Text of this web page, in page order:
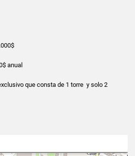
anual
que consta de 1 torre y solo 2